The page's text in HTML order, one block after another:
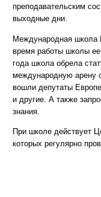
преподавательским
выходные дни.
Международная школа
время работы школы
года школа обрела
международную арену
вошли депутаты
и другие. А также
знания.
При школе действует
которых регулярно